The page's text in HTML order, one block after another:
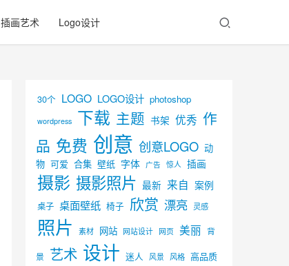
插画艺术 Logo设计
30个 LOGO LOGO设计 photoshop
wordpress 下载 主题 书架 优秀 作
品 免费 创意 创意LOGO 动
物 可爱 合集 壁纸 字体 广告 惊人 插画
摄影 摄影照片 最新 来自 案例
桌子 桌面壁纸 椅子 欣赏 漂亮 灵感
照片 素材 网站 网站设计 网页 美丽 背
景 艺术 设计 迷人 风景 风格 高品质